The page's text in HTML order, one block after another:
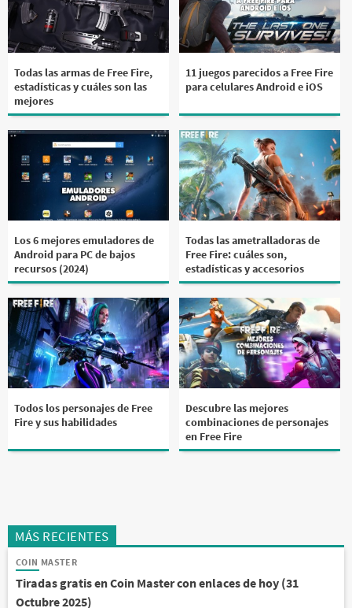
Todas las armas de Free Fire,
estadísticas y cuáles son las
mejores
11 juegos parecidos a Free Fire
para celulares Android e iOS
Los 6 mejores emuladores de
Android para PC de bajos
recursos (2024)
Todas las ametralladoras de
Free Fire: cuáles son,
estadísticas y accesorios
Todos los personajes de Free
Fire y sus habilidades
Descubre las mejores
combinaciones de personajes
en Free Fire
MÁS RECIENTES
COIN MASTER
Tiradas gratis en Coin Master con enlaces de hoy (31
Octubre 2025)